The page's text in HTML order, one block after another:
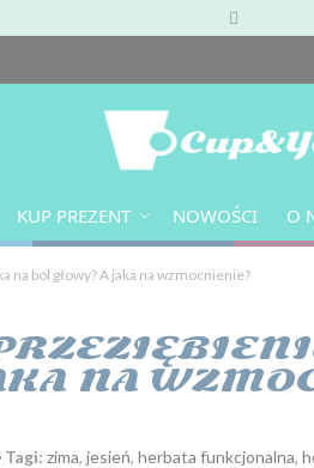
KUP PREZENT NOWOŚCI O
na ból głowy? A jaka na wzmocnienie?
NA
Tagi: zima,jesień,herbata funkcjonalna,